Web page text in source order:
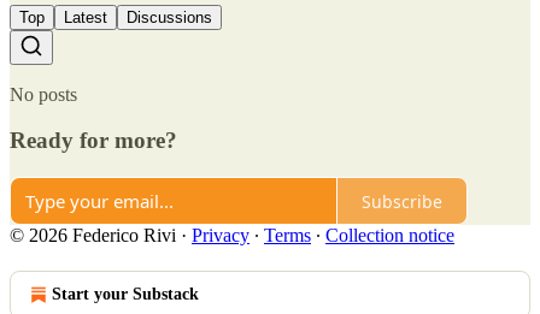
Top Latest Discussions
No posts
Ready for more?
Subscribe
© 2026 Federico Rivi · Privacy ∙ Terms ∙ Collection notice
Start your Substack